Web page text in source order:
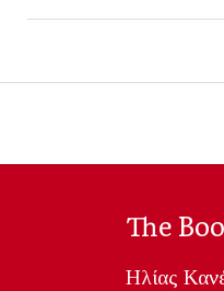
The
Ηλίας